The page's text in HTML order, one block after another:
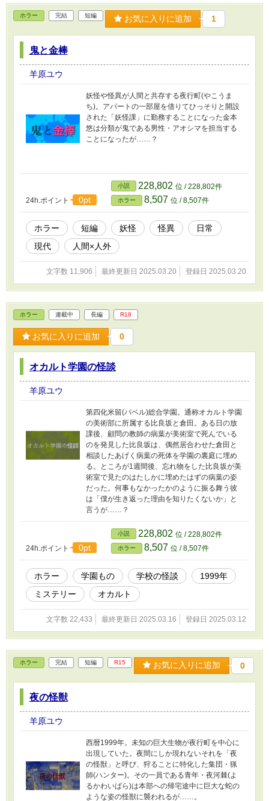
ホラー 完結 短編 お気に入りに追加 1
鬼と金棒
羊原ユウ
妖怪や怪異が人間と共存する夜行町(やこうま
ち)。アパートの一部屋を借りてひっそりと開設
された「妖怪課」に勤務することになった金本
悠は分類が鬼である男性・アオシマを担当する
ことになったが……？
24h.ポイント 0pt
小説 228,802 位 / 228,802件
ホラー 8,507 位 / 8,507件
ホラー 短編 妖怪 怪異
日常
現代
人間×人外
文字数 11,906 最終更新日 2025.03.20 登録日 2025.03.20
ホラー 連載中 長編 R18
お気に入りに追加 0
オカルト学園の怪談
羊原ユウ
第四化米留(バベル)総合学園。通称オカルト学園
の美術部に所属する比良坂と倉田。ある日の放
課後、顧問の教師の病葉が美術室で死んでいる
のを発見した比良坂は、偶然居合わせた倉田と
相談したあげく病葉の死体を学園の裏庭に埋め
る。ところが1週間後、忘れ物をした比良坂が美
術室で見たのはたしかに埋めたはずの病葉の姿
だった。何事もなかったかのように振る舞う彼
は「僕が生き返った理由を知りたくないか」と
言うが……？
24h.ポイント 0pt
小説 228,802 位 / 228,802件
ホラー 8,507 位 / 8,507件
ホラー 学園もの 学校の怪談
1999年
ミステリー
オカルト
文字数 22,433 最終更新日 2025.03.16 登録日 2025.03.12
ホラー 完結 短編 R15 お気に入りに追加 0
夜の怪獣
羊原ユウ
西暦1999年。未知の巨大生物が夜行町を中心に
出現していた。夜間にしか現れないそれを「夜
の怪獣」と呼び、狩ることに特化した集団・猟
師(ハンター)。その一員である青年・夜河棘(よ
るかわいばら)は本部への帰宅途中に巨大な蛇の
ような姿の怪獣に襲われるが……。